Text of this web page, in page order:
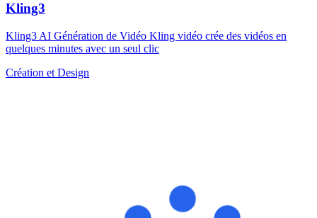
Kling3
Kling3 AI Génération de Vidéo Kling vidéo crée des vidéos en
quelques minutes avec un seul clic
Création et Design